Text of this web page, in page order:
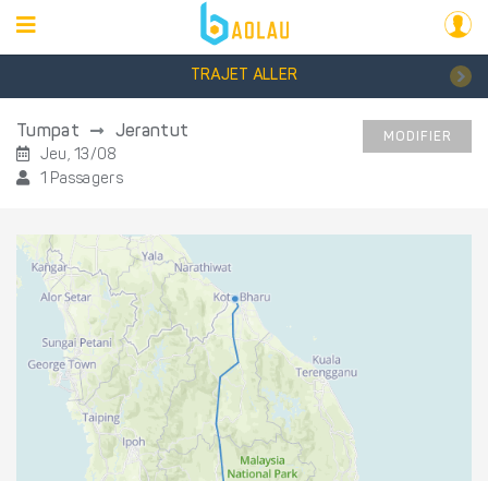
TRAJET ALLER
Tumpat Jerantut
Jeu, 13/08
1 Passagers
MODIFIER